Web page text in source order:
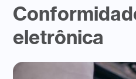
eletrônica